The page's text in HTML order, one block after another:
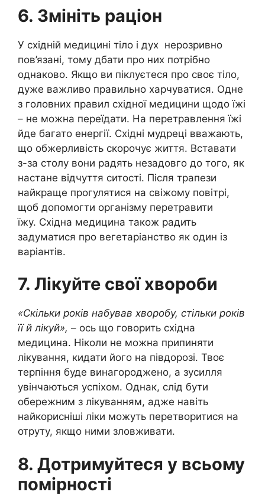
6. Змініть раціон
У східній медицині тіло і дух нерозривно
пов’язані, тому дбати про них потрібно
однаково. Якщо ви піклуєтеся про своє тіло,
дуже важливо правильно харчуватися. Одне
з головних правил східної медицини щодо їжі
– не можна переїдати. На перетравлення їжі
йде багато енергії. Східні мудреці вважають,
що обжерливість скорочує життя. Вставати
з-за столу вони радять незадовго до того, як
настане відчуття ситості. Після трапези
найкраще прогулятися на свіжому повітрі,
щоб допомогти організму перетравити
їжу. Східна медицина також радить
задуматися про вегетаріанство як один із
варіантів.
7. Лікуйте свої хвороби
«Скільки років набував хворобу, стільки років
її й лікуй», – ось що говорить східна
медицина. Ніколи не можна припиняти
лікування, кидати його на півдорозі. Твоє
терпіння буде винагороджено, а зусилля
увінчаються успіхом. Однак, слід бути
обережним з лікуванням, адже навіть
найкорисніші ліки можуть перетворитися на
отруту, якщо ними зловживати.
8. Дотримуйтеся у всьому
помірності